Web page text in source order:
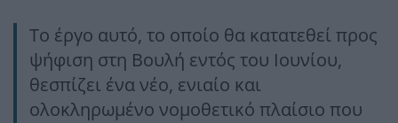
Το έργο αυτό, το οποίο θα κατατεθεί προς
ψήφιση στη Βουλή εντός του Ιουνίου,
θεσπίζει ένα νέο, ενιαίο και
ολοκληρωμένο νομοθετικό πλαίσιο που